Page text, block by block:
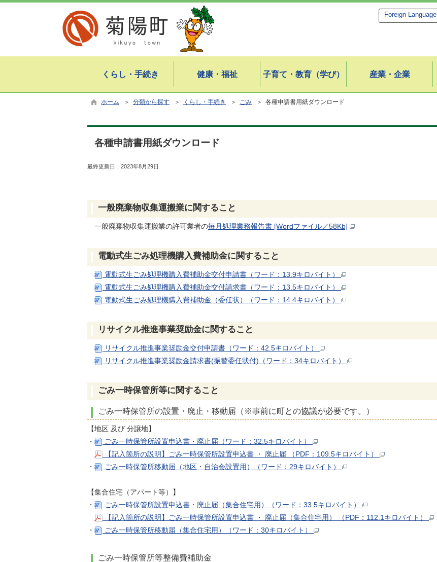
Foreign Language
くらし・手続き 健康・福祉 子育て・教育（学び） 産業・企業
ホーム ＞ 分類から探す ＞ くらし・手続き ＞ ごみ ＞ 各種申請書用紙ダウンロード
各種申請書用紙ダウンロード
最終更新日： 2023年8月29日
一般廃棄物収集運搬業に関すること
一般廃棄物収集運搬業の許可業者の毎月処理業務報告書 [Wordファイル／58Kb]
電動式生ごみ処理機購入費補助金に関すること
電動式生ごみ処理機購入費補助金交付申請書（ワード：13.9キロバイト）
電動式生ごみ処理機購入費補助金交付請求書（ワード：13.5キロバイト）
電動式生ごみ処理機購入費補助金（委任状）（ワード：14.4キロバイト）
リサイクル推進事業奨励金に関すること
リサイクル推進事業奨励金交付申請書（ワード：42.5キロバイト）
リサイクル推進事業奨励金請求書(振替委任状付)（ワード：34キロバイト）
ごみ一時保管所等に関すること
ごみ一時保管所の設置・廃止・移動届（※事前に町との協議が必要です。）
【地区 及び 分譲地】
・
ごみ一時保管所設置申込書・廃止届（ワード：32.5キロバイト）
【記入箇所の説明】ごみ一時保管所設置申込書 ・ 廃止届 （PDF：109.5キロバイト）
・
ごみ一時保管所移動届（地区・自治会設置用）（ワード：29キロバイト）
【集合住宅（アパート等）】
・
ごみ一時保管所設置申込書・廃止届（集合住宅用）（ワード：33.5キロバイト）
【記入箇所の説明】ごみ一時保管所設置申込書 ・ 廃止届（集合住宅用） （PDF：112.1キロバイト）
・
ごみ一時保管所移動届（集合住宅用）（ワード：30キロバイト）
ごみ一時保管所等整備費補助金